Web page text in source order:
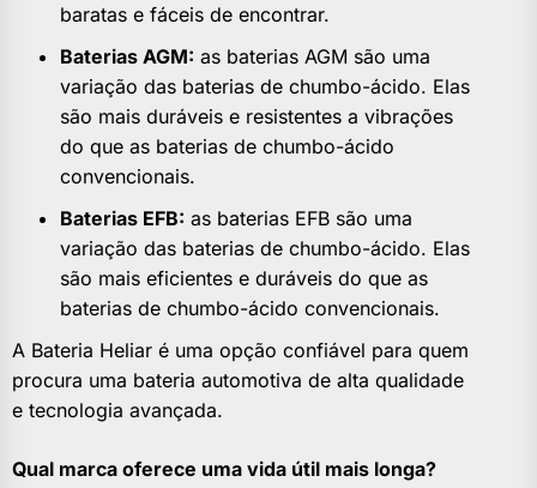
baratas e fáceis de encontrar.
Baterias AGM: as baterias AGM são uma
variação das baterias de chumbo-ácido. Elas
são mais duráveis e resistentes a vibrações
do que as baterias de chumbo-ácido
convencionais.
Baterias EFB: as baterias EFB são uma
variação das baterias de chumbo-ácido. Elas
são mais eficientes e duráveis do que as
baterias de chumbo-ácido convencionais.
A Bateria Heliar é uma opção confiável para quem
procura uma bateria automotiva de alta qualidade
e tecnologia avançada.
Qual marca oferece uma vida útil mais longa?